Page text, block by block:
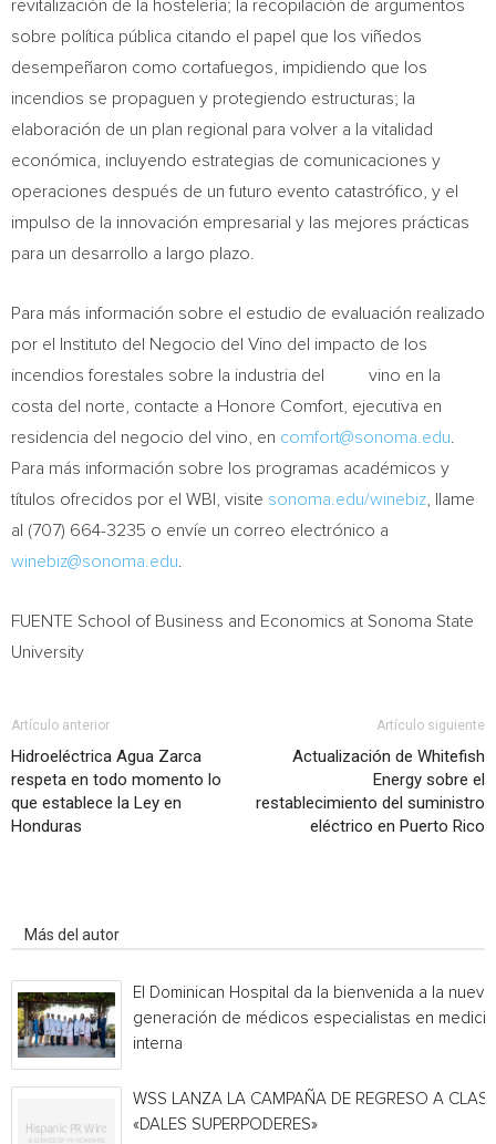
revitalización de la hostelería; la recopilación de argumentos
sobre política pública citando el papel que los viñedos
desempeñaron como cortafuegos, impidiendo que los
incendios se propaguen y protegiendo estructuras; la
elaboración de un plan regional para volver a la vitalidad
económica, incluyendo estrategias de comunicaciones y
operaciones después de un futuro evento catastrófico, y el
impulso de la innovación empresarial y las mejores prácticas
para un desarrollo a largo plazo.
Para más información sobre el estudio de evaluación realizado
por el Instituto del Negocio del Vino del impacto de los
incendios forestales sobre la industria del vino en la
costa del norte, contacte a Honore Comfort , ejecutiva en
residencia del negocio del vino, en comfort@sonoma.edu
Para más información sobre los programas académicos y
títulos ofrecidos por el WBI, visite sonoma.edu/winebiz , llame
al (707) 664-3235 o envíe un correo electrónico a
winebiz@sonoma.edu
FUENTE School of Business and Economics at Sonoma State
University
Artículo anterior
Hidroeléctrica Agua Zarca
respeta en todo momento lo
que establece la Ley en
Honduras
Artículo siguiente
Actualización de Whitefish
Energy sobre el
restablecimiento del suministro
eléctrico en Puerto Rico
Más del autor
El Dominican Hospital da la bienvenida a la nueva
generación de médicos especialistas en
interna
WSS LANZA LA CAMPAÑA DE REGRESO A
«DALES SUPERPODERES»